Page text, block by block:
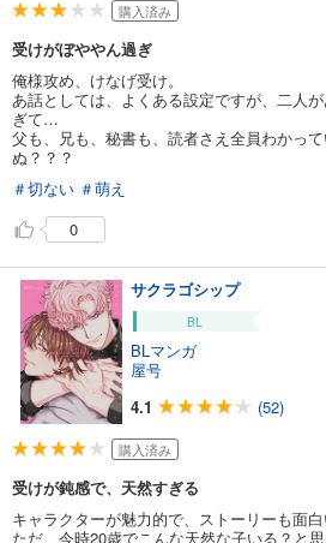
購入済み
受けがぼややん過ぎ
俺様攻め、けなげ受け。
あ話としては、よくある設定ですが、二人
ぎて…
父も、兄も、秘書も、読者さえ全員わかっ
ぬ？？？
＃切ない ＃萌え
0
サクラゴシップ
BL
BLマンガ
屋号
4.1
(52)
購入済み
受けが鈍感で、天然すぎる
キャラクターが魅力的で、ストーリーも面白
ただ、今時20歳でこんな天然な子いる？と思